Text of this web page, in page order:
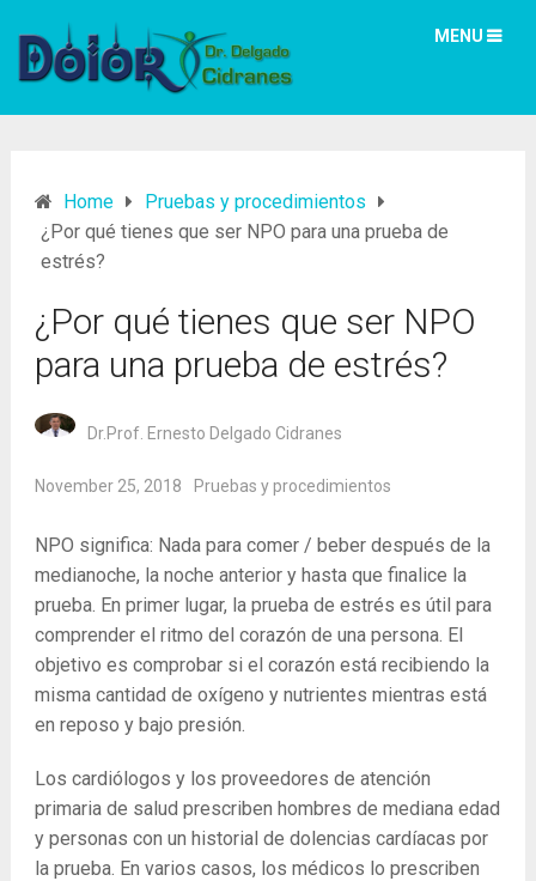
MENU
Home
Pruebas y procedimientos
¿Por qué tienes que ser NPO para una prueba de
estrés?
¿Por qué tienes que ser NPO
para una prueba de estrés?
Dr.Prof. Ernesto Delgado Cidranes
November 25, 2018 Pruebas y procedimientos
NPO significa: Nada para comer / beber después de la
medianoche, la noche anterior y hasta que finalice la
prueba. En primer lugar, la prueba de estrés es útil para
comprender el ritmo del corazón de una persona. El
objetivo es comprobar si el corazón está recibiendo la
misma cantidad de oxígeno y nutrientes mientras está
en reposo y bajo presión.
Los cardiólogos y los proveedores de atención
primaria de salud prescriben hombres de mediana edad
y personas con un historial de dolencias cardíacas por
la prueba. En varios casos, los médicos lo prescriben